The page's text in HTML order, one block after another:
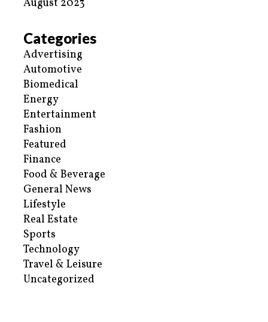
August 2023
Categories
Advertising
Automotive
Biomedical
Energy
Entertainment
Fashion
Featured
Finance
Food & Beverage
General News
Lifestyle
Real Estate
Sports
Technology
Travel & Leisure
Uncategorized